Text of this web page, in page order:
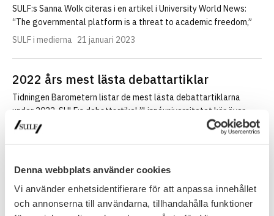
Denna webbplats använder cookies
Vi använder enhetsidentifierare för att anpassa innehållet
och annonserna till användarna, tillhandahålla funktioner
SULF:s Sanna Wolk citeras i en artikel i University World News:
“The governmental platform is a threat to academic freedom,”
SULF i medierna 21 januari 2023
2022 års mest lästa debattartiklar
Tidningen Barometern listar de mest lästa debattartiklarna
under 2022. SULF:s debattartikel ”Linnéuniversitetet kör över
lärarna” 29 januari 2022 kommer på…
SULF i medierna 16 januari 2023
Vad är viktigast i den kommande
forskningsproppen?